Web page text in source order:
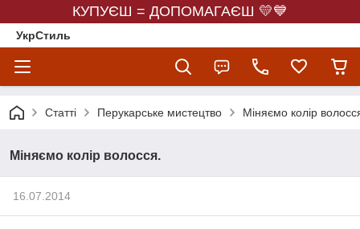
КУПУЄШ = ДОПОМАГАЄШ 💛💙
УкрСтиль
Статті Перукарське мистецтво Міняємо колір
Міняємо колір волосся.
16.07.2014